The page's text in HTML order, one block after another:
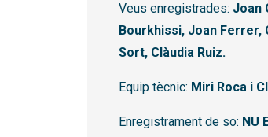
Veus enregistrades: Joan
Bourkhissi, Joan Ferrer,
Sort, Clàudia Ruiz.
Equip tècnic: Miri Roca i
Enregistrament de so: NU